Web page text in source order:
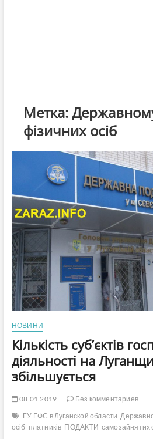
Метка:
фізичних осіб
НОВИНИ
Кількість суб’єктів
діяльності на
збільшується
08.01.2019
Без комментариев
ГУ ГФС в Луганской области
осіб платників ПОДАКТИ самозайнятих